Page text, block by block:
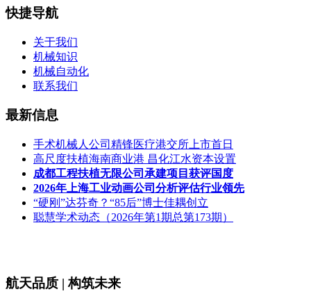
快捷导航
关于我们
机械知识
机械自动化
联系我们
最新信息
手术机械人公司精锋医疗港交所上市首日
高尺度扶植海南商业港 昌化江水资本设置
成都工程扶植无限公司承建项目获评国度
2026年上海工业动画公司分析评估行业领先
“硬刚”达芬奇？“85后”博士佳耦创立
聪慧学术动态（2026年第1期总第173期）
航天品质 | 构筑未来